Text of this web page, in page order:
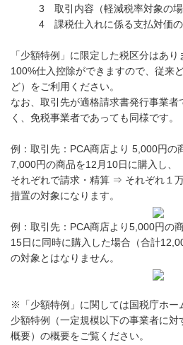
3 取引内容（軽減税率対象の場
4 課税仕入れに係る支払対価
「少額特例」に限定した税区分はあり
100%仕入控除ができますので、従来
ど）をご利用ください。
なお、取引先が適格請求書発行事業者
く、免税事業者であっても同様です。
例：取引先：PCA商店より 5,000円の
7,000円の商品を12月10日に購入し、
それぞれで請求・精算 ⇒ それぞれ１
措置の対象になります。
例：取引先：PCA商店より5,000円の
15日に同時に購入した場合（合計
の対象とはなりません。
※「少額特例」に関しては国税庁ホー
少額特例（一定規模以下の事業者に
概要）の概要をご覧ください。